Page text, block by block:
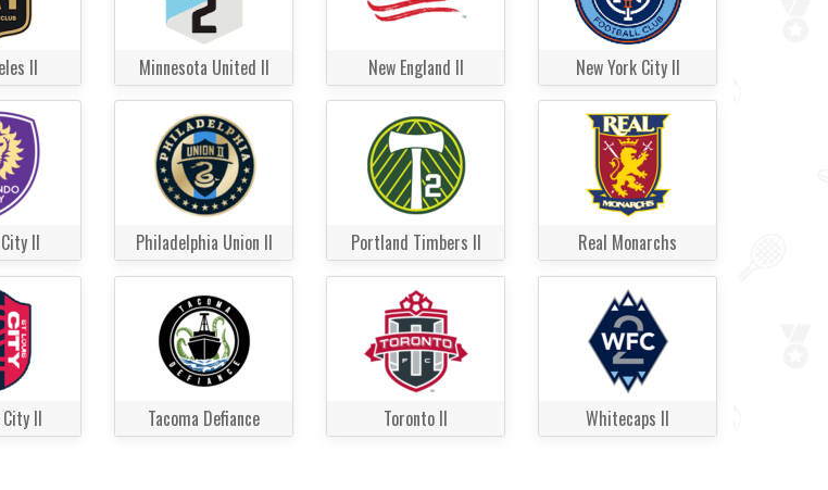
II Minnesota United II New England II New York City II
II Philadelphia Union II Portland Timbers II Real Monarchs
II Tacoma Defiance Toronto II Whitecaps II